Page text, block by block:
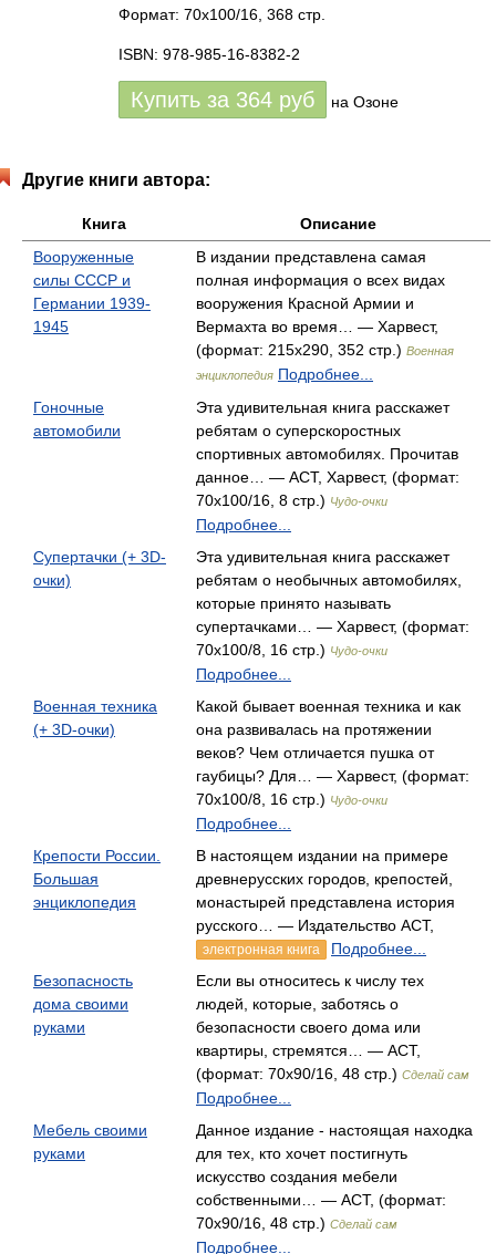
Формат: 70x100/16, 368 стр.
ISBN: 978-985-16-8382-2
Купить за 364 руб на Озоне
Другие книги автора:
Книга
Описание
Вооруженные
силы СССР и
Германии 1939-
1945
В издании представлена самая
полная информация о всех видах
вооружения Красной Армии и
Вермахта во время… — Харвест,
(формат: 215x290, 352 стр.) Военная
энциклопедия Подробнее...
Гоночные
автомобили
Эта удивительная книга расскажет
ребятам о суперскоростных
спортивных автомобилях. Прочитав
данное… — АСТ, Харвест, (формат:
70x100/16, 8 стр.) Чудо-очки
Подробнее...
Супертачки (+ 3D-
очки)
Эта удивительная книга расскажет
ребятам о необычных автомобилях,
которые принято называть
супертачками… — Харвест, (формат:
70x100/8, 16 стр.) Чудо-очки
Подробнее...
Военная техника
(+ 3D-очки)
Какой бывает военная техника и как
она развивалась на протяжении
веков? Чем отличается пушка от
гаубицы? Для… — Харвест, (формат:
70x100/8, 16 стр.) Чудо-очки
Подробнее...
Крепости России.
Большая
энциклопедия
В настоящем издании на примере
древнерусских городов, крепостей,
монастырей представлена история
русского… — Издательство АСТ,
электронная книга
Подробнее...
Безопасность
дома своими
руками
Если вы относитесь к числу тех
людей, которые, заботясь о
безопасности своего дома или
квартиры, стремятся… — АСТ,
(формат: 70x90/16, 48 стр.) Сделай сам
Подробнее...
Мебель своими
руками
Данное издание - настоящая находка
для тех, кто хочет постигнуть
искусство создания мебели
собственными… — АСТ, (формат:
70x90/16, 48 стр.) Сделай сам
Подробнее...